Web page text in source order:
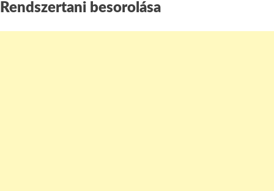
Rendszertani besorolása